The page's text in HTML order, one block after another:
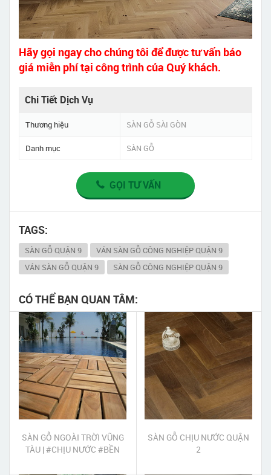
Hãy gọi ngay cho chúng tôi để được tư vấn báo
giá miễn phí tại công trình của Quý khách.
Chi Tiết Dịch Vụ
Thương hiệu SÀN GỖ SÀI GÒN
Danh mục SÀN GỖ
GỌI TƯ VẤN
TAGS:
SÀN GỖ QUẬN 9
VÁN SÀN GỖ CÔNG NGHIỆP QUẬN 9
VÁN SÀN GỖ QUẬN 9
SÀN GỖ CÔNG NGHIỆP QUẬN 9
CÓ THỂ BẠN QUAN TÂM:
SÀN GỖ NGOÀI TRỜI VŨNG
TÀU | #CHỊU NƯỚC #BỀN
SÀN GỖ CHỊU NƯỚC QUẬN
2